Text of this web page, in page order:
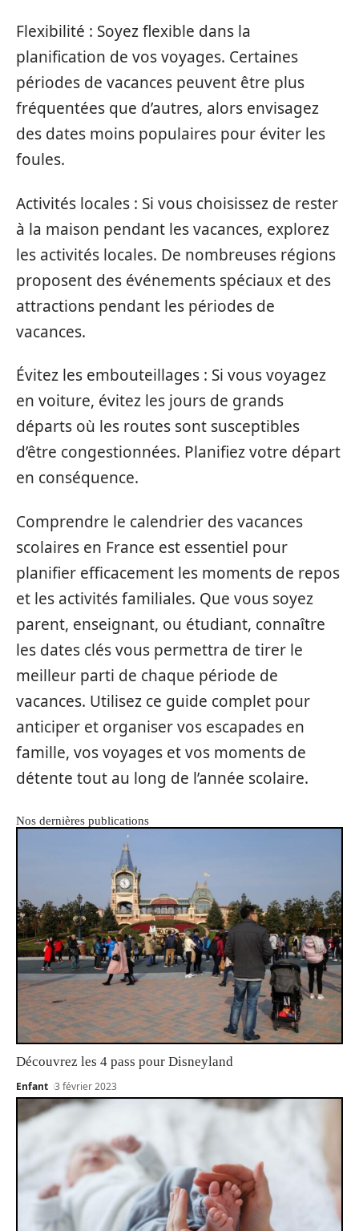
Flexibilité : Soyez flexible dans la
planification de vos voyages. Certaines
périodes de vacances peuvent être plus
fréquentées que d’autres, alors envisagez
des dates moins populaires pour éviter les
foules.
Activités locales : Si vous choisissez de rester
à la maison pendant les vacances, explorez
les activités locales. De nombreuses régions
proposent des événements spéciaux et des
attractions pendant les périodes de
vacances.
Évitez les embouteillages : Si vous voyagez
en voiture, évitez les jours de grands
départs où les routes sont susceptibles
d’être congestionnées. Planifiez votre départ
en conséquence.
Comprendre le calendrier des vacances
scolaires en France est essentiel pour
planifier efficacement les moments de repos
et les activités familiales. Que vous soyez
parent, enseignant, ou étudiant, connaître
les dates clés vous permettra de tirer le
meilleur parti de chaque période de
vacances. Utilisez ce guide complet pour
anticiper et organiser vos escapades en
famille, vos voyages et vos moments de
détente tout au long de l’année scolaire.
Nos dernières publications
Découvrez les 4 pass pour Disneyland
Enfant 3 février 2023